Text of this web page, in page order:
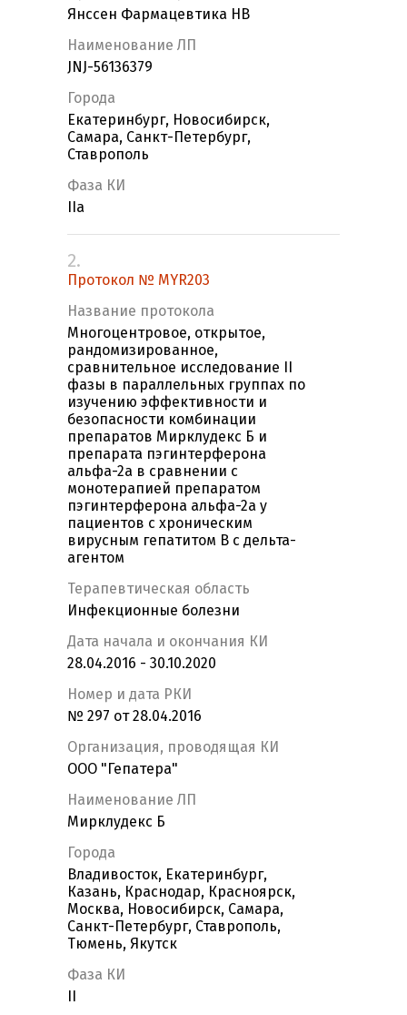
Янссен Фармацевтика НВ
Наименование ЛП
JNJ-56136379
Города
Екатеринбург, Новосибирск,
Самара, Санкт-Петербург,
Ставрополь
Фаза КИ
IIa
2.
Протокол № MYR203
Название протокола
Многоцентровое, открытое,
рандомизированное,
сравнительное исследование II
фазы в параллельных группах по
изучению эффективности и
безопасности комбинации
препаратов Мирклудекс Б и
препарата пэгинтерферона
альфа-2а в сравнении с
монотерапией препаратом
пэгинтерферона альфа-2а у
пациентов с хроническим
вирусным гепатитом В с дельта-
агентом
Терапевтическая область
Инфекционные болезни
Дата начала и окончания КИ
28.04.2016 - 30.10.2020
Номер и дата РКИ
№ 297 от 28.04.2016
Организация, проводящая КИ
ООО "Гепатера"
Наименование ЛП
Мирклудекс Б
Города
Владивосток, Екатеринбург,
Казань, Краснодар, Красноярск,
Москва, Новосибирск, Самара,
Санкт-Петербург, Ставрополь,
Тюмень, Якутск
Фаза КИ